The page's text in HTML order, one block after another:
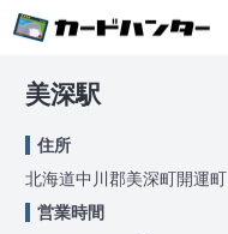
美深駅
住所
北海道中川郡美深町開運町
営業時間